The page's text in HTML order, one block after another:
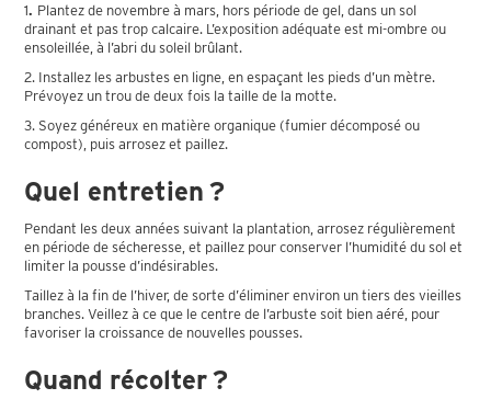
1. Plantez de novembre à mars, hors période de gel, dans un sol
drainant et pas trop calcaire. L’exposition adéquate est mi-ombre ou
ensoleillée, à l’abri du soleil brûlant.
2. Installez les arbustes en ligne, en espaçant les pieds d’un mètre.
Prévoyez un trou de deux fois la taille de la motte.
3. Soyez généreux en matière organique (fumier décomposé ou
compost), puis arrosez et paillez.
Quel entretien ?
Pendant les deux années suivant la plantation, arrosez régulièrement
en période de sécheresse, et paillez pour conserver l’humidité du sol et
limiter la pousse d’indésirables.
Taillez à la fin de l’hiver, de sorte d’éliminer environ un tiers des vieilles
branches. Veillez à ce que le centre de l’arbuste soit bien aéré, pour
favoriser la croissance de nouvelles pousses.
Quand récolter ?